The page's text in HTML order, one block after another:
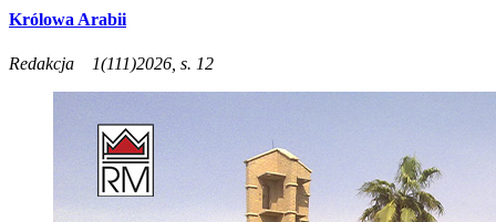
Królowa Arabii
Redakcja 1(111)2026, s. 12